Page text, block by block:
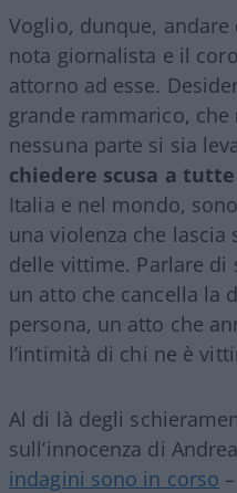
Voglio, dunque,
nota giornalista e il
attorno ad esse.
grande rammarico,
nessuna parte si sia
chiedere scusa a
Italia e nel mondo,
una violenza che
delle vittime. Parlare
un atto che cancella la
persona, un atto che
l’intimità di chi ne è
Al di là degli
sull’innocenza di
indagini sono in corso